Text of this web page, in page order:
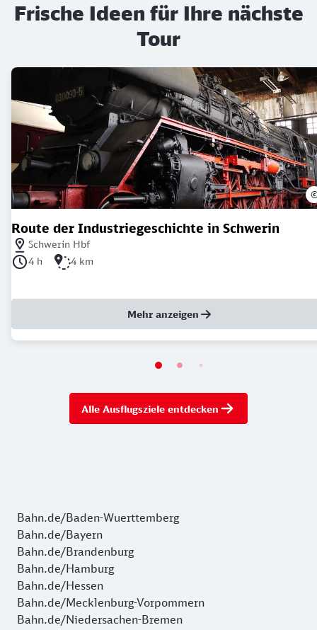
Frische Ideen für Ihre nächste
Tour
Route der Industriegeschichte in Schwerin
Nächstgelegener Bahnhof: Schwerin Hbf
Schwerin Hbf
Dauer der Tour: 4 Stunden
4 h Länge der Tour: 4 Kilometer
4 km
Mehr anzeigen
Alle Ausflugsziele entdecken
Bahn.de/Baden-Wuerttemberg
Bahn.de/Bayern
Bahn.de/Brandenburg
Bahn.de/Hamburg
Bahn.de/Hessen
Bahn.de/Mecklenburg-Vorpommern
Bahn.de/Niedersachen-Bremen